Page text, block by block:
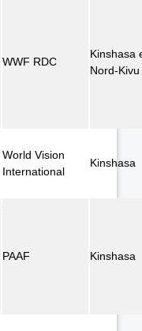
WWF RDC
Kinshasa
Nord-Kivu
World Vision
International
Kinshasa
PAAF Kinshasa